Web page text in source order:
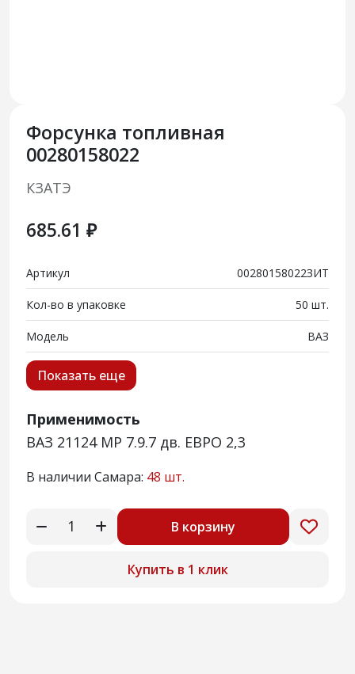
Форсунка топливная
00280158022
КЗАТЭ
685.61 ₽
Артикул 00280158022ЗИТ
Кол-во в упаковке 50 шт.
Модель ВАЗ
Показать еще
Применимость
ВАЗ 21124 МР 7.9.7 дв. ЕВРО 2,3
В наличии Самара: 48 шт.
В корзину
Купить в 1 клик